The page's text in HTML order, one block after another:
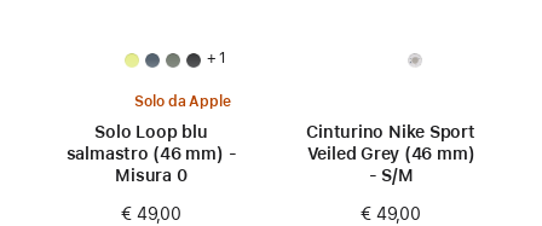
+ 1
Solo da Apple
Solo Loop blu
salmastro (46 mm) -
Misura 0
€ 49,00
Cinturino Nike Sport
Veiled Grey (46 mm)
- S/M
€ 49,00